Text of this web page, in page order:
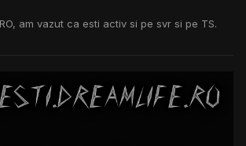
am vazut ca esti activ si pe svr si pe TS.